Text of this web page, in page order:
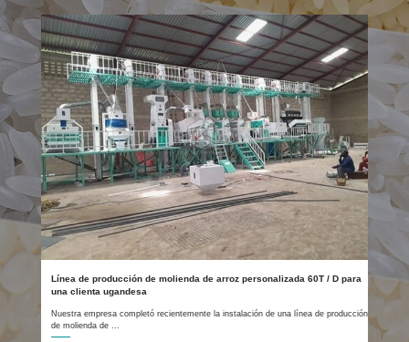
Línea de producción de molienda de arroz personalizada 60T / D para
una clienta ugandesa
Nuestra empresa completó recientemente la instalación de una línea de producción
de molienda de ...